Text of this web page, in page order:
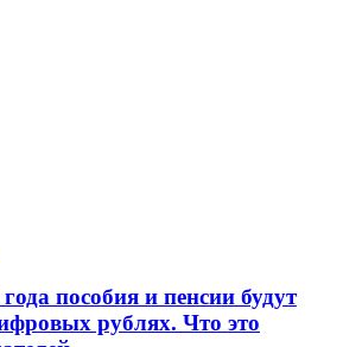
пособия и пенсии будут
рублях. Что это